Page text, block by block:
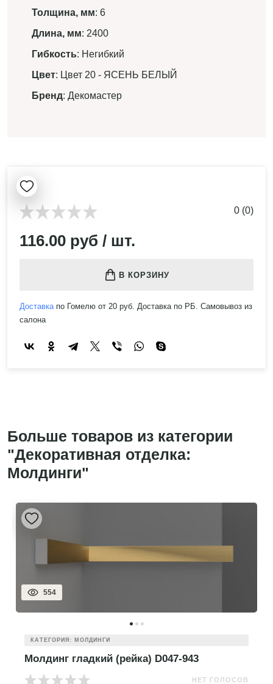
Толщина, мм: 6
Длина, мм: 2400
Гибкость: Негибкий
Цвет: Цвет 20 - ЯСЕНЬ БЕЛЫЙ
Бренд: Декомастер
0 (0)
116.00 руб / шт.
В КОРЗИНУ
Доставкапо Гомелю от 20 руб. Доставка по РБ. Самовывоз из
салона
Больше товаров из категории
"Декоративная отделка:
Молдинги"
554
КАТЕГОРИЯ: МОЛДИНГИ
Молдинг гладкий (рейка) D047-943
НЕТ ГОЛОСОВ